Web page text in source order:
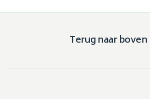
Terug naar boven